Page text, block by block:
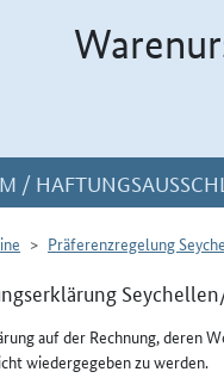
/
Präferenzregelung
auf der Rechnung, deren
wiedergegeben zu werden.